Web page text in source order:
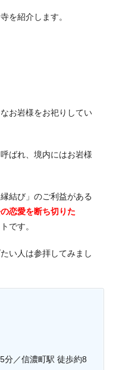
を紹介します。
お岩様をお祀りしてい
ばれ、境内にはお岩様
結び」のご利益がある
の恋愛を断ち切りた
です。
い人は参拝してみまし
分／信濃町駅 徒歩約8